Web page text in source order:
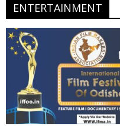
ENTERTAINMENT